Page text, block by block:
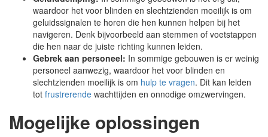
waardoor het voor blinden en slechtzienden moeilijk is om
geluidssignalen te horen die hen kunnen helpen bij het
navigeren. Denk bijvoorbeeld aan stemmen of voetstappen
die hen naar de juiste richting kunnen leiden.
Gebrek aan personeel: In sommige gebouwen is er weinig
personeel aanwezig, waardoor het voor blinden en
slechtzienden moeilijk is om hulp te vragen. Dit kan leiden
tot frustrerende wachttijden en onnodige omzwervingen.
Mogelijke oplossingen